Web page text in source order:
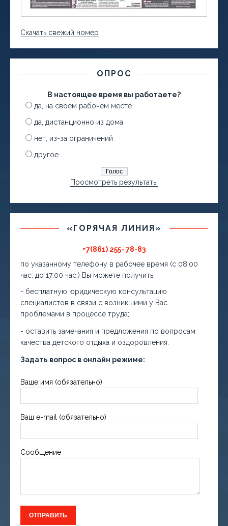
Скачать свежий номер
ОПРОС
В настоящее время вы работаете?
да, на своем рабочем месте
да, дистанционно из дома
нет, из-за ограничений
другое
Просмотреть результаты
«ГОРЯЧАЯ ЛИНИЯ»
+7(861) 255- 78-83
по указанному телефону в рабочее время (с 08:00
час. до 17:00 час.) Вы можете получить:
- бесплатную юридическую консультацию
специалистов в связи с возникшими у Вас
проблемами в процессе труда;
- оставить замечания и предложения по вопросам
качества детского отдыха и оздоровления.
Задать вопрос в онлайн режиме:
Ваше имя (обязательно)
Ваш e-mail (обязательно)
Сообщение